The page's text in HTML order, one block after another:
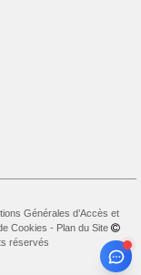
Générales d’Accès et
Cookies - Plan du Site
réservés